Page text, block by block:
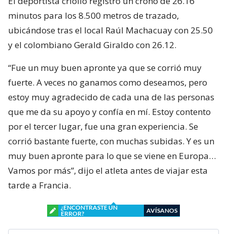
minutos para los 8.500 metros de trazado,
ubicándose tras el local Raúl Machacuay con 25.50
y el colombiano Gerald Giraldo con 26.12.
“Fue un muy buen apronte ya que se corrió muy
fuerte. A veces no ganamos como deseamos, pero
estoy muy agradecido de cada una de las personas
que me da su apoyo y confía en mí. Estoy contento
por el tercer lugar, fue una gran experiencia. Se
corrió bastante fuerte, con muchas subidas. Y es un
muy buen apronte para lo que se viene en Europa…
Vamos por más”, dijo el atleta antes de viajar esta
tarde a Francia.
¿ENCONTRASTE UN
ERROR?
AVÍSANOS